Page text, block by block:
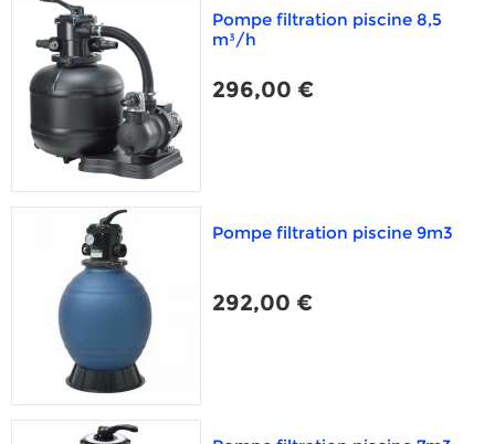
Pompe filtration piscine 8,5
m³/h
296,00 €
Pompe filtration piscine 9m3
292,00 €